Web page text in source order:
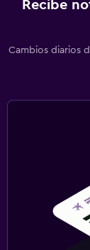
Recibe
Cambios diarios